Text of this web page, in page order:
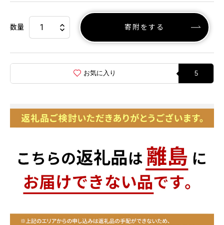
数量 寄附をする
お気に入り 5